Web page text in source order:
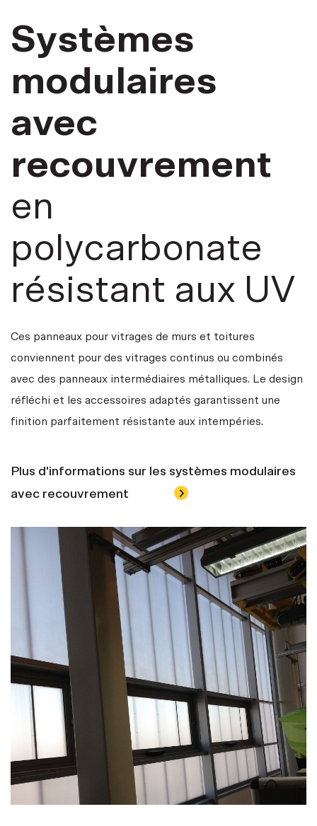
Systèmes
modulaires
avec
recouvrement
en
polycarbonate
résistant aux UV
Ces panneaux pour vitrages de murs et toitures
conviennent pour des vitrages continus ou combinés
avec des panneaux intermédiaires métalliques. Le design
réfléchi et les accessoires adaptés garantissent une
finition parfaitement résistante aux intempéries.
Plus d'informations sur les systèmes modulaires
avec recouvrement